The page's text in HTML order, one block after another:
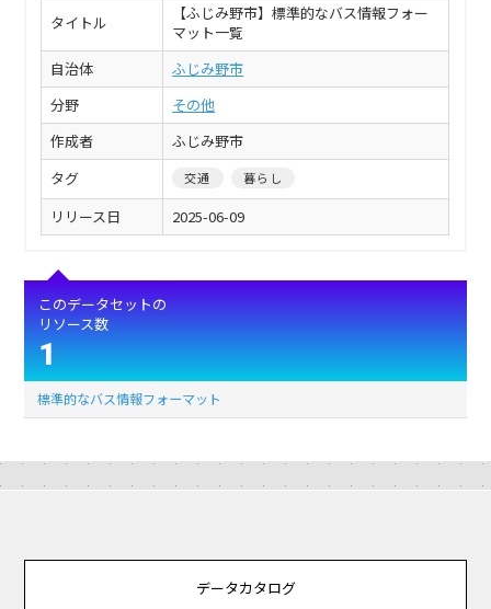
タイトル
【ふじみ野市】標準的なバス情報フォー
マット一覧
自治体
ふじみ野市
分野
その他
作成者
ふじみ野市
タグ
交通 暮らし
リリース日 2025-06-09
このデータセットの
リソース数
1
標準的なバス情報フォーマット
データカタログ